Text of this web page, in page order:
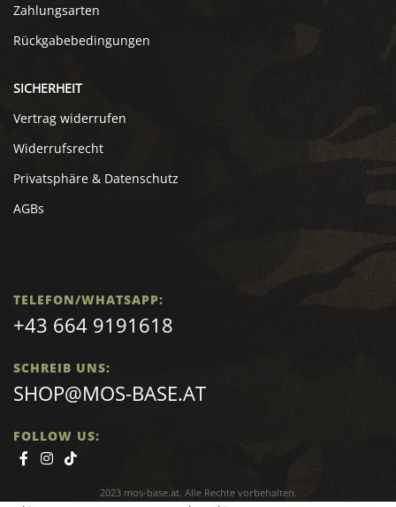
Zahlungsarten
Rückgabebedingungen
SICHERHEIT
Vertrag widerrufen
Widerrufsrecht
Privatsphäre & Datenschutz
AGBs
TELEFON/WHATSAPP:
+43 664 9191618
SCHREIB UNS:
SHOP@MOS-BASE.AT
FOLLOW US:
2023 mos-base.at. Alle Rechte vorbehalten.